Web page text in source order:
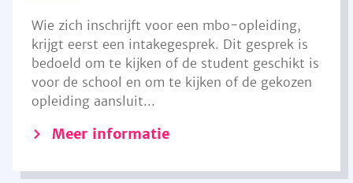
Wie zich inschrijft voor een mbo-opleiding,
krijgt eerst een intakegesprek. Dit gesprek is
bedoeld om te kijken of de student geschikt is
voor de school en om te kijken of de gekozen
opleiding aansluit...
Meer informatie